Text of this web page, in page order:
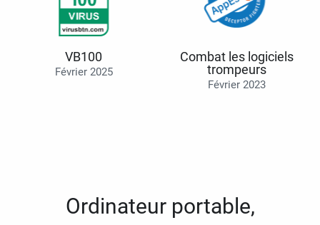
VB100
Février 2025
Combat les logiciels
trompeurs
Février 2023
Ordinateur portable,